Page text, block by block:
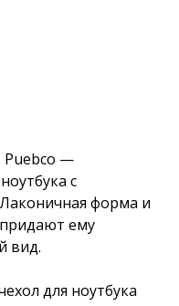
Puebco —
с
форма и
ему
вид.
для ноутбука